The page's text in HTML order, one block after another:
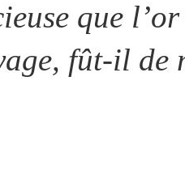
que
fût-il de